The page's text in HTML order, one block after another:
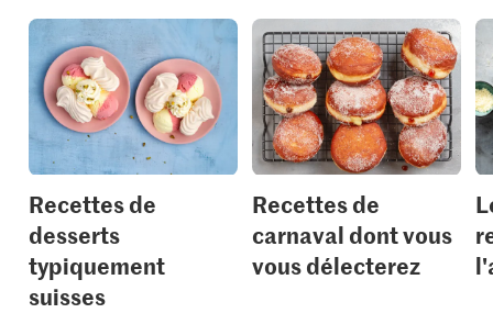
Recettes de
desserts
typiquement
suisses
Recettes de
carnaval dont vous
vous délecterez